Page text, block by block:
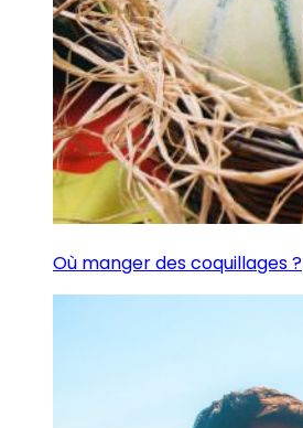
Où manger des coquillages ?